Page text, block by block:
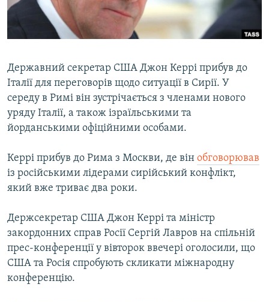
ВІДЕОУРОКИ «ELIFBE»
СВІДЧЕННЯ ОКУПАЦІЇ
ІНФОГРАФІКА
Русский
Qırımtatar
ДОЛУЧАЙСЯ!
Усі сайти RFE/RL
Державний секретар США Джон Керрі прибув до
Італії для переговорів щодо ситуації в Сирії. У
середу в Римі він зустрічається з членами нового
уряду Італії, а також ізраїльськими та
йорданськими офіційними особами.
Керрі прибув до Рима з Москви, де він обговорював
із російськими лідерами сирійський конфлікт,
який вже триває два роки.
Держсекретар США Джон Керрі та міністр
закордонних справ Росії Сергій Лавров на спільній
прес-конференції у вівторок ввечері оголосили, що
США та Росія спробують скликати міжнародну
конференцію.